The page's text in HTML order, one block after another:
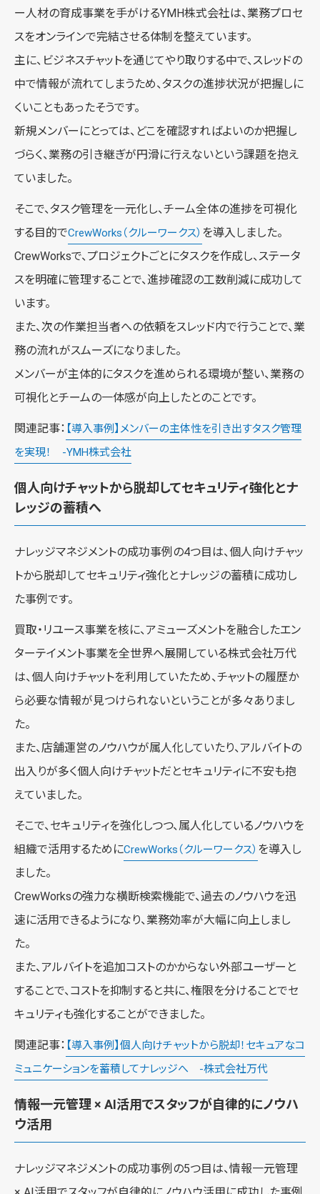
ー人材の育成事業を手がけるYMH株式会社は、業務プロセ
スをオンラインで完結させる体制を整えています。
主に、ビジネスチャットを通じてやり取りする中で、スレッドの
中で情報が流れてしまうため、タスクの進捗状況が把握しに
くいこともあったそうです。
新規メンバーにとっては、どこを確認すればよいのか把握し
づらく、業務の引き継ぎが円滑に行えないという課題を抱え
ていました。
そこで、タスク管理を一元化し、チーム全体の進捗を可視化
する目的でCrewWorks（クルーワークス） を導入しました。
CrewWorksで、プロジェクトごとにタスクを作成し、ステータ
スを明確に管理することで、進捗確認の工数削減に成功して
います。
また、次の作業担当者への依頼をスレッド内で行うことで、業
務の流れがスムーズになりました。
メンバーが主体的にタスクを進められる環境が整い、業務の
可視化とチームの一体感が向上したとのことです。
関連記事： 【導入事例】メンバーの主体性を引き出すタスク管理
を実現！ -YMH株式会社
個人向けチャットから脱却してセキュリティ強化とナ
レッジの蓄積へ
ナレッジマネジメントの成功事例の4つ目は、個人向けチャッ
トから脱却してセキュリティ強化とナレッジの蓄積に成功し
た事例です。
買取・リユース事業を核に、アミューズメントを融合したエン
ターテイメント事業を全世界へ展開している株式会社万代
は、個人向けチャットを利用していたため、チャットの履歴か
ら必要な情報が見つけられないということが多々ありまし
た。
また、店舗運営のノウハウが属人化していたり、アルバイトの
出入りが多く個人向けチャットだとセキュリティに不安も抱
えていました。
そこで、セキュリティを強化しつつ、属人化しているノウハウを
組織で活用するためにCrewWorks（クルーワークス） を導入し
ました。
CrewWorksの強力な横断検索機能で、過去のノウハウを迅
速に活用できるようになり、業務効率が大幅に向上しまし
た。
また、アルバイトを追加コストのかからない外部ユーザーと
することで、コストを抑制すると共に、権限を分けることでセ
キュリティも強化することができました。
関連記事： 【導入事例】個人向けチャットから脱却！セキュアなコ
ミュニケーションを蓄積してナレッジへ -株式会社万代
情報一元管理 × AI活用でスタッフが自律的にノウハ
ウ活用
ナレッジマネジメントの成功事例の5つ目は、情報一元管理